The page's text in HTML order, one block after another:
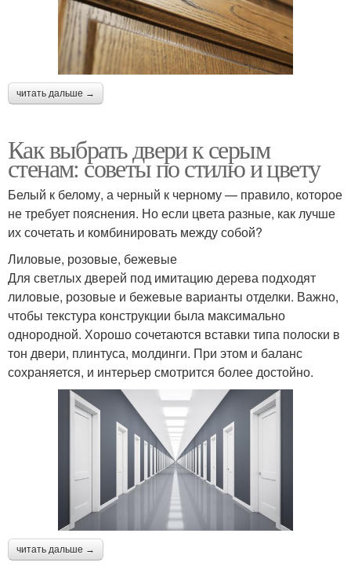
читать дальше →
Как выбрать двери к серым
стенам: советы по стилю и цвету
Белый к белому, а черный к черному — правило, которое
не требует пояснения. Но если цвета разные, как лучше
их сочетать и комбинировать между собой?
Лиловые, розовые, бежевые
Для светлых дверей под имитацию дерева подходят
лиловые, розовые и бежевые варианты отделки. Важно,
чтобы текстура конструкции была максимально
однородной. Хорошо сочетаются вставки типа полоски в
тон двери, плинтуса, молдинги. При этом и баланс
сохраняется, и интерьер смотрится более достойно.
читать дальше →